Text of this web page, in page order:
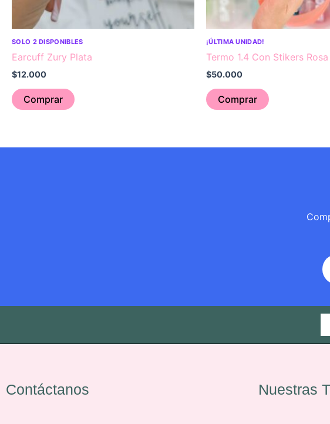
SOLO 2 DISPONIBLES
Earcuff Zury Plata
$12.000
Comprar
¡ÚLTIMA UNIDAD!
Termo 1.4 Con Stikers Rosa
$50.000
Comprar
Contáctanos Nuestras